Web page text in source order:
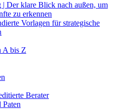
| Der klare Blick nach außen, um
zu erkennen
Vorlagen für strategische
A bis Z
Berater